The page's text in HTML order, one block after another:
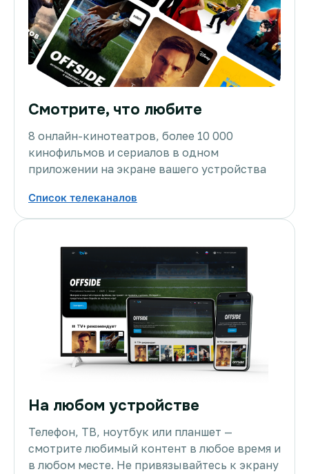
Смотрите, что любите
8 онлайн-кинотеатров, более 10 000
кинофильмов и сериалов в одном
приложении на экране вашего устройства
Список телеканалов
На любом устройстве
Телефон, ТВ, ноутбук или планшет —
смотрите любимый контент в любое время и
в любом месте. Не привязывайтесь к экрану